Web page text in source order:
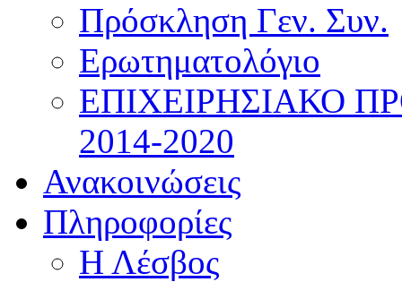
Πρόσκληση Γεν. Συν.
Ερωτηματολόγιο
ΕΠΙΧΕΙΡΗΣΙΑΚΟ
2014-2020
Ανακοινώσεις
Πληροφορίες
Η Λέσβος